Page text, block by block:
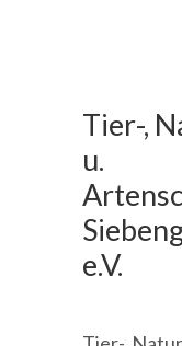
Tier-,
u.
e.V.